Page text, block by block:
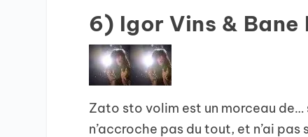
6) Igor Vins & Bane
Zato sto volim est un morceau de…
n’accroche pas du tout, et n’ai